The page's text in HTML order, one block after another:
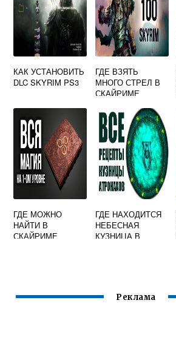
КАК УСТАНОВИТЬ
DLC SKYRIM PS3
ГДЕ ВЗЯТЬ
МНОГО СТРЕЛ В
СКАЙРИМЕ
ГДЕ МОЖНО
НАЙТИ В
СКАЙРИМЕ
ГДЕ НАХОДИТСЯ
НЕБЕСНАЯ
КУЗНИЦА В
Реклама